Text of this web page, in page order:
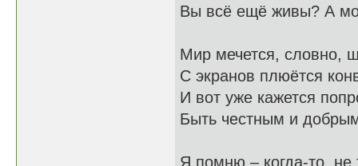
Вы всё ещё живы? А
Мир мечется, словно,
С экранов плюётся
И вот уже кажется
Быть честным и
Я помню – когда-то, не